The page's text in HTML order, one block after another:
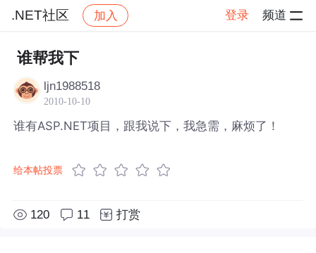
.NET社区 加入 登录 频道
社区 .NET社区
谁帮我下
ljn1988518
2010-10-10
谁有ASP.NET项目，跟我说下，我急需，麻烦了！
给本帖投票
120 11 打赏